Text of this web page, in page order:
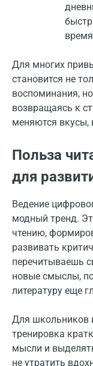
Для многих
становится не
воспоминания,
возвращаясь к
меняются вкусы,
Польза
для
Ведение
модный тренд.
чтению,
развивать
перечитываешь
новые смыслы,
литературу еще
Для школьников
тренировка
мысли и
не утратить